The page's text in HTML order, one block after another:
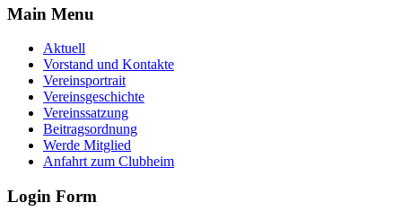
Main Menu
Aktuell
Vorstand und Kontakte
Vereinsportrait
Vereinsgeschichte
Vereinssatzung
Beitragsordnung
Werde Mitglied
Anfahrt zum Clubheim
Login Form